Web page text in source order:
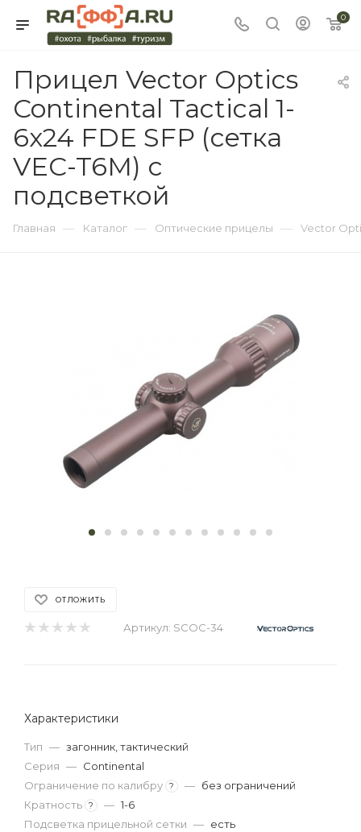
0
Прицел Vector Optics
Continental Tactical 1-
6x24 FDE SFP (сетка
VEC-T6M) с
подсветкой
Главная — Каталог — Оптические прицелы — Vector
ОТЛОЖИТЬ
Артикул: SCOC-34
Характеристики
Тип — загонник, тактический
Серия — Continental
Ограничение по калибру ? — без ограничений
Кратность ? — 1-6
Подсветка прицельной сетки — есть